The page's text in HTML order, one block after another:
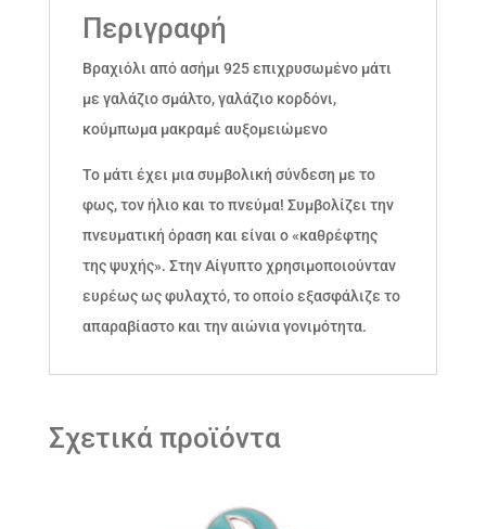
Περιγραφή
Βραχιόλι από ασήμι 925 επιχρυσωμένο μάτι
με γαλάζιο σμάλτο, γαλάζιο κορδόνι,
κούμπωμα μακραμέ αυξομειώμενο
Το μάτι έχει μια συμβολική σύνδεση με το
φως, τον ήλιο και το πνεύμα! Συμβολίζει την
πνευματική όραση και είναι ο «καθρέφτης
της ψυχής». Στην Αίγυπτο χρησιμοποιούνταν
ευρέως ως φυλαχτό, το οποίο εξασφάλιζε το
απαραβίαστο και την αιώνια γονιμότητα.
Σχετικά προϊόντα